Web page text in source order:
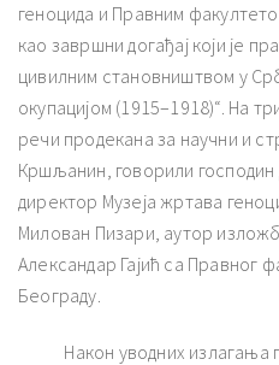
геноцида и Правним
као завршни догађај који је
цивилним становништвом у
окупацијом (1915–1918)“. На
речи продекана за научни и
Кршљанин, говорили господин
директор Музеја жртава
Милован Пизари, аутор
Александар Гајић са Правног
Београду.
Након уводних излагања